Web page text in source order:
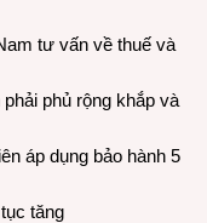
tư vấn về thuế và
phủ rộng khắp và
áp dụng bảo hành 5
tăng